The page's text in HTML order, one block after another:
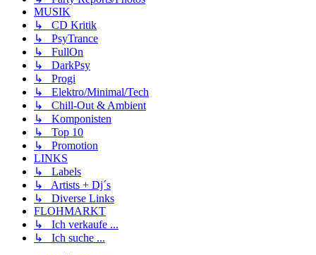
MUSIK
↳ CD Kritik
↳ PsyTrance
↳ FullOn
↳ DarkPsy
↳ Progi
↳ Elektro/Minimal/Tech
↳ Chill-Out & Ambient
↳ Komponisten
↳ Top 10
↳ Promotion
LINKS
↳ Labels
↳ Artists + Dj´s
↳ Diverse Links
FLOHMARKT
↳ Ich verkaufe ...
↳ Ich suche ...